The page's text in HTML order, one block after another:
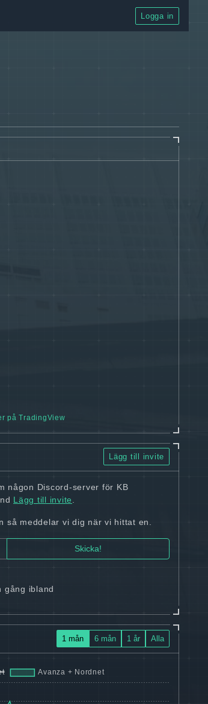
Logga in
på TradingView
Lägg till invite
någon Discord-server för KB
Lägg till invite
så meddelar vi dig när vi hittat en.
gång ibland
1 mån 6 mån 1 år Alla